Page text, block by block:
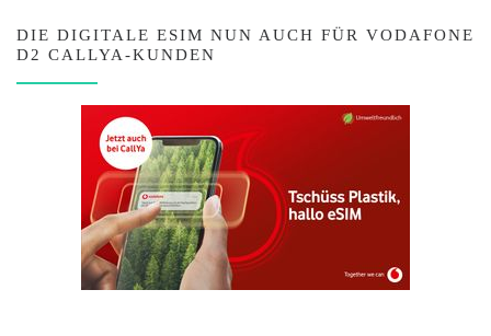
DIE DIGITALE ESIM NUN AUCH FÜR VODAFONE
D2 CALLYA-KUNDEN